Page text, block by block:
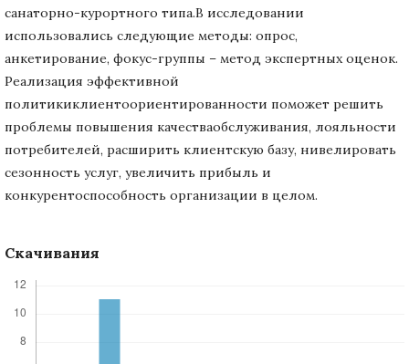
санаторно-курортного типа.В исследовании
использовались следующие методы: опрос,
анкетирование, фокус-группы – метод экспертных оценок.
Реализация эффективной
политикиклиентоориентированности поможет решить
проблемы повышения качестваобслуживания, лояльности
потребителей, расширить клиентскую базу, нивелировать
сезонность услуг, увеличить прибыль и
конкурентоспособность организации в целом.
Скачивания